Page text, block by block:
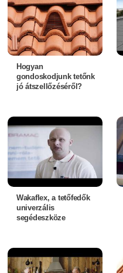
Hogyan
gondoskodjunk tetőnk
jó átszellőzéséről?
Wakaflex, a tetőfedők
univerzális
segédeszköze